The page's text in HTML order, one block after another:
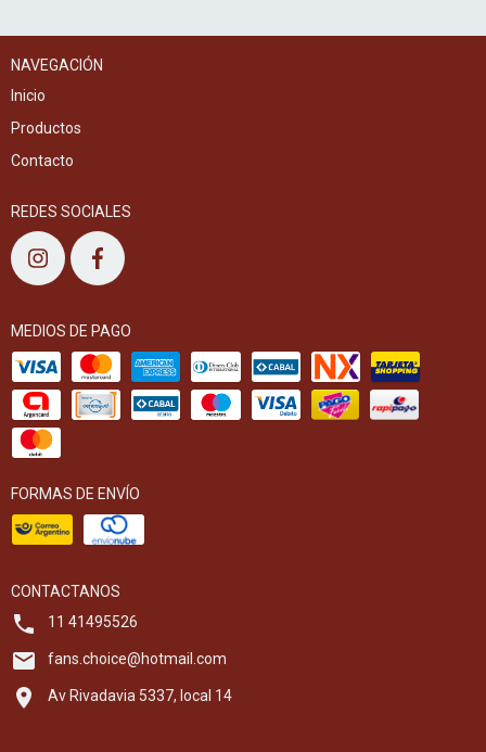
NAVEGACIÓN
Inicio
Productos
Contacto
REDES SOCIALES
MEDIOS DE PAGO
FORMAS DE ENVÍO
CONTACTANOS
11 41495526
fans.choice@hotmail.com
Av Rivadavia 5337, local 14